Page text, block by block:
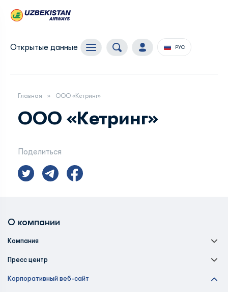
Открытые данные РУС
Главная ООО «Кетринг»
ООО «Кетринг»
Поделиться
О компании
Компания
Пресс центр
Корпоративный веб-сайт